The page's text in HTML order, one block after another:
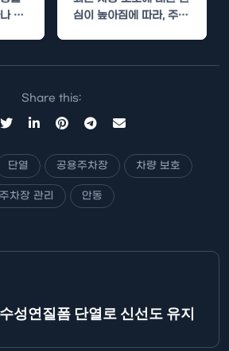
중
심이 높아짐에 따라, 주차
Share this:
단열 공용주차장 차량 보호
주차장 관리 안동
성연질폼 단열로 신선도 유지